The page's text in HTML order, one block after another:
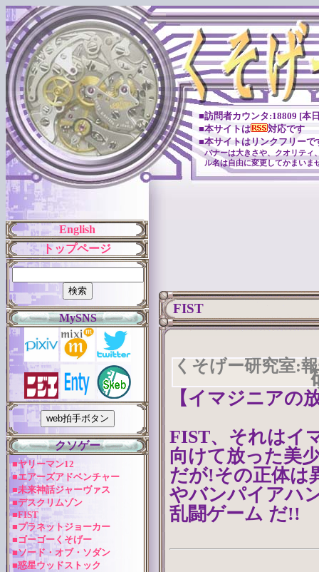
English
トップページ
■訪問者カウンタ:18809 [本
■本サイトは
対応です
■本サイトはリンクフリーで
バナーは大きさや、クオリティ
ル名は自由に変更してかまいま
MySNS
クソゲー
■ヤリーマン12
■エアーズアドベンチャー
■未来神話ジャーヴァス
■デスクリムゾン
■FIST
■プラネットジョーカー
■ゴーゴーくそげー
■ソード・オブ・ソダン
■惑星ウッドストック
FIST
くそげー研究室:
【イマジニアの
FIST、それはイ
向けて放った美
だが!その正体は
やバンパイアハ
乱闘ゲーム だ!!